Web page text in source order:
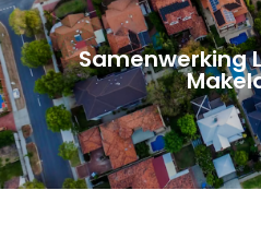
Samenwerking